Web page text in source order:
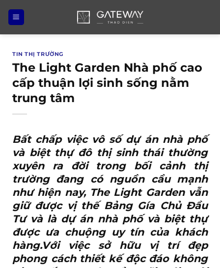
qua
nội
TIN THỊ TRƯỜNG
The Light Garden Nhà phố cao
cấp thuận lợi sinh sống nằm
trung tâm
Bất chấp việc vô số dự án nhà phố
và biệt thự đô thị sinh thái thường
xuyên ra đời trong bối cảnh thị
trường đang có nguồn cầu mạnh
như hiện nay, The Light Gardenvẫn
giữ được vị thế Bảng Gía Chủ Đầu
Tư và là dự án nhà phố và biệt thự
được ưa chuộng uy tín của khách
hàng.Với việc sở hữu vị trí đẹp
phong cách thiết kế độc đáo không